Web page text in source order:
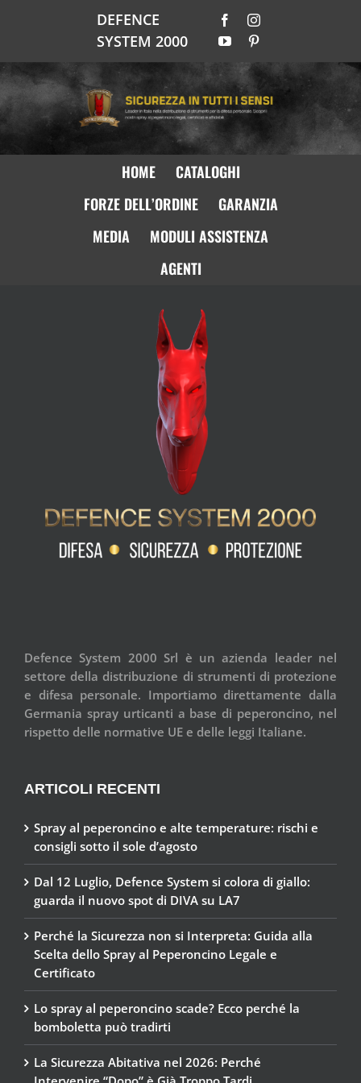
DEFENCE
SYSTEM 2000
FacebookInstagram
YouTubePinterest
HOME
CATALOGHI
FORZE DELL’ORDINE
GARANZIA
MEDIA
MODULI ASSISTENZA
AGENTI
Defence System 2000 Srl è un azienda leader nel
settore della distribuzione di strumenti di protezione
e difesa personale. Importiamo direttamente dalla
Germania spray urticanti a base di peperoncino, nel
rispetto delle normative UE e delle leggi Italiane.
ARTICOLI RECENTI
Spray al peperoncino e alte temperature: rischi e
consigli sotto il sole d’agosto
Dal 12 Luglio, Defence System si colora di giallo:
guarda il nuovo spot di DIVA su LA7
Perché la Sicurezza non si Interpreta: Guida alla
Scelta dello Spray al Peperoncino Legale e
Certificato
Lo spray al peperoncino scade? Ecco perché la
bomboletta può tradirti
La Sicurezza Abitativa nel 2026: Perché